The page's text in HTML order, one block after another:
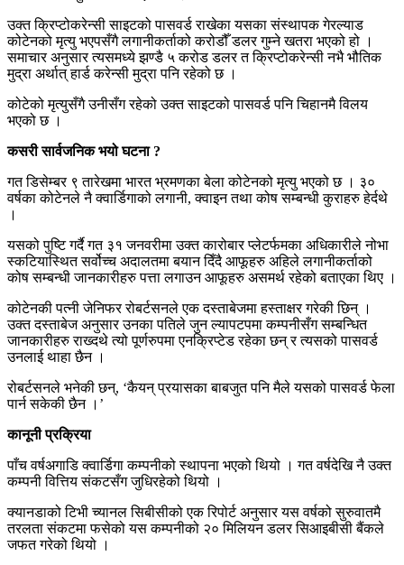
उक्त क्रिप्टोकरेन्सी साइटको पासवर्ड राखेका यसका संस्थापक गेरल्याड
कोटेनको मृत्यु भएपसँगै लगानीकर्ताको करोडौँ डलर गुम्ने खतरा भएको हो ।
समाचार अनुसार त्यसमध्ये झण्डै ५ करोड डलर त क्रिप्टोकरेन्सी नभै भौतिक
मुद्रा अर्थात् हार्ड करेन्सी मुद्रा पनि रहेको छ ।
कोटेको मृत्युसँगै उनीसँग रहेको उक्त साइटको पासवर्ड पनि चिहानमै विलय
भएको छ ।
कसरी सार्वजनिक भयो घटना ?
गत डिसेम्बर ९ तारेखमा भारत भ्रमणका बेला कोटेनको मृत्यु भएको छ । ३०
वर्षका कोटेनले नै क्वार्डिगाको लगानी, क्वाइन तथा कोष सम्बन्धी कुराहरु हेर्दथे
।
यसको पुष्टि गर्दै गत ३१ जनवरीमा उक्त कारोबार प्लेटर्फमका अधिकारीले नोभा
स्कटियास्थित सर्वोच्च अदालतमा बयान दिँदै आफूहरु अहिले लगानीकर्ताको
कोष सम्बन्धी जानकारीहरु पत्ता लगाउन आफूहरु असमर्थ रहेको बताएका थिए ।
कोटेनकी पत्नी जेनिफर रोबर्टसनले एक दस्ताबेजमा हस्ताक्षर गरेकी छिन् ।
उक्त दस्ताबेज अनुसार उनका पतिले जुन ल्यापटपमा कम्पनीसँग सम्बन्धित
जानकारीहरु राख्दथे त्यो पूर्णरुपमा एनक्रिप्टेड रहेका छन् र त्यसको पासवर्ड
उनलाई थाहा छैन ।
रोबर्टसनले भनेकी छन्, ‘कैयन् प्रयासका बाबजुत पनि मैले यसको पासवर्ड फेला
पार्न सकेकी छैन ।’
कानूनी प्रक्रिया
पाँच वर्षअगाडि क्वार्डिगा कम्पनीको स्थापना भएको थियो । गत वर्षदेखि नै उक्त
कम्पनी वित्तिय संकटसँग जुधिरहेको थियो ।
क्यानडाको टिभी च्यानल सिबीसीको एक रिपोर्ट अनुसार यस वर्षको सुरुवातमै
तरलता संकटमा फसेको यस कम्पनीको २० मिलियन डलर सिआइबीसी बैंकले
जफत गरेको थियो ।